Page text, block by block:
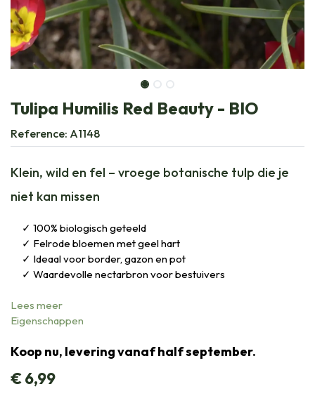
Tulipa Humilis Red Beauty - BIO
Reference: A1148
Klein, wild en fel – vroege botanische tulp die je
niet kan missen
100% biologisch geteeld
Felrode bloemen met geel hart
Ideaal voor border, gazon en pot
Waardevolle nectarbron voor bestuivers
Lees meer
Eigenschappen
Koop nu, levering vanaf half september.
€6,99